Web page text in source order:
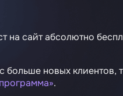
на сайт абсолютно
больше новых
.